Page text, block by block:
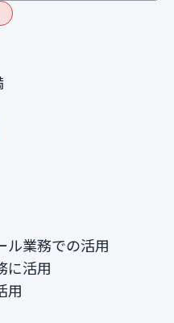
ル業務での活用
に活用
用